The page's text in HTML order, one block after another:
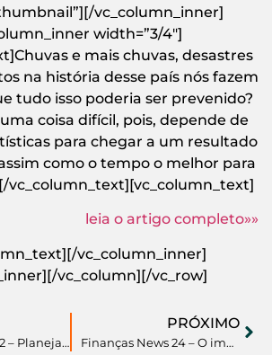
vc_column_inner]
width=”3/4″]
e mais chuvas, desastres
na história desse país nós fazem
tudo isso poderia ser prevenido?
coisa difícil, pois, depende de
para chegar a um resultado
como o tempo o melhor para
vc_column_text][vc_column_text]
leia o artigo completo»»
vc_column_inner]
vc_column][/vc_row]
Finanças News 22 – Planejamento Financeiro para as compras do Material Escolar
PRÓXIMO
Finanças News 24 – O impacto do aumento da taxa de juros no planejamento financeiro do brasileiro